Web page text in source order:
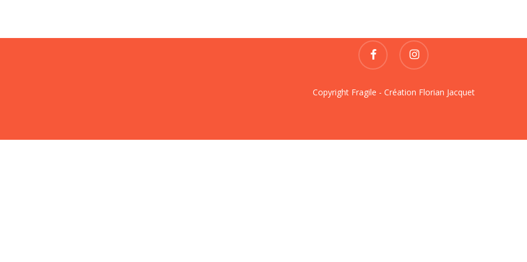
facebook instagram
Copyright Fragile - Création Florian Jacquet